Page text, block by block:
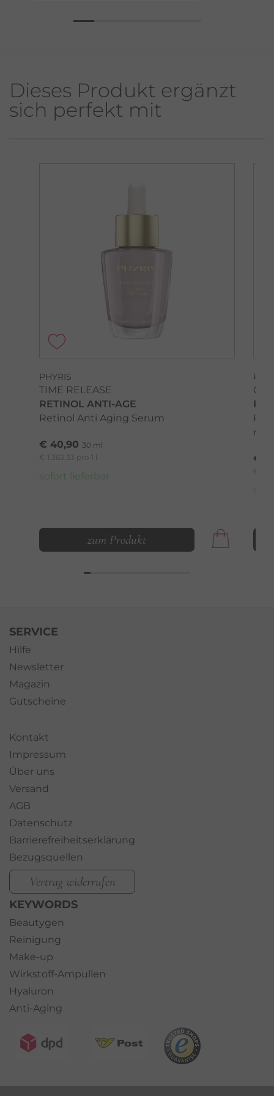
Dieses Produkt ergänzt
sich perfekt mit
PHYRIS
TIME RELEASE
RETINOL ANTI-AGE
Retinol Anti Aging Serum
€ 40,90 30 ml
€ 1.363,33 pro 1 l
sofort lieferbar
zum Produkt
€
€
SERVICE
Hilfe
Newsletter
Magazin
Gutscheine
Kontakt
Impressum
Über uns
Versand
AGB
Datenschutz
Barrierefreiheitserklärung
Bezugsquellen
Vertrag widerrufen
KEYWORDS
Beautygen
Reinigung
Make-up
Wirkstoff-Ampullen
Hyaluron
Anti-Aging